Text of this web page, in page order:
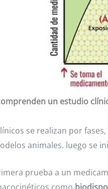
un estudio
se realizan por
animales. luego se
prueba a un